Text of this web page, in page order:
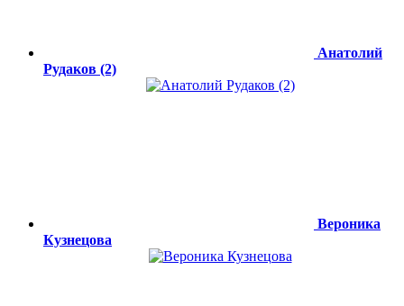
Анатолий
Рудаков (2)
Вероника
Кузнецова